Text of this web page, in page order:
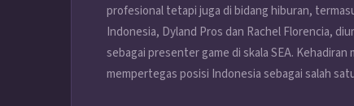
profesional tetapi juga di bidang hiburan,
Indonesia, Dyland Pros dan Rachel Florencia,
sebagai presenter game di skala SEA.
mempertegas posisi Indonesia sebagai salah